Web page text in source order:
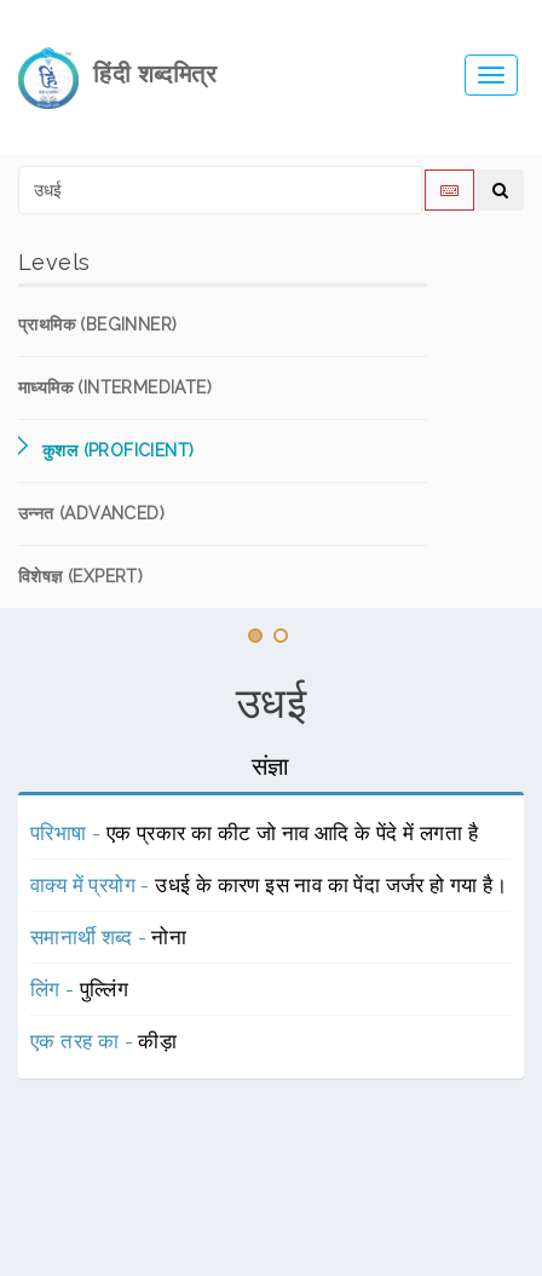
हिंदी शब्दमित्र
Levels
प्राथमिक (BEGINNER)
माध्यमिक (INTERMEDIATE)
कुशल (PROFICIENT)
उन्नत (ADVANCED)
विशेषज्ञ (EXPERT)
उधई
संज्ञा
परिभाषा -एक प्रकार का कीट जो नाव आदि के पेंदे में लगता है
वाक्य में प्रयोग -उधई के कारण इस नाव का पेंदा जर्जर हो गया है।
समानार्थी शब्द -नोना
लिंग -पुल्लिंग
एक तरह का -कीड़ा